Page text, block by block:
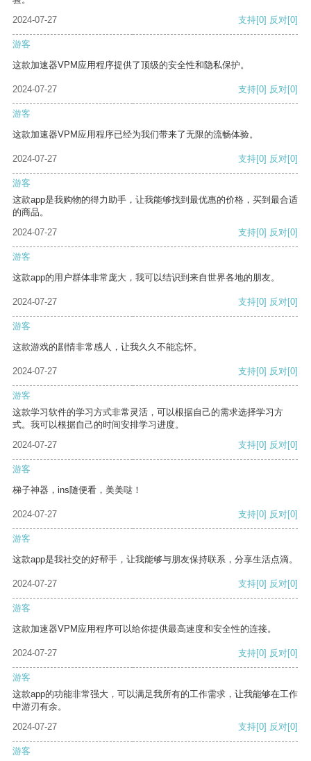
2024-07-27
支持[0] 反对[0]
游客
这款加速器VPM应用程序提供了顶级的安全性和隐私保护。
2024-07-27 支持[0] 反对[0]
游客
这款加速器VPM应用程序已经为我们带来了无限的流畅体验。
2024-07-27 支持[0] 反对[0]
游客
这款app是我购物的得力助手，让我能够找到最优惠的价格，买到最合适
的商品。
2024-07-27
支持[0] 反对[0]
游客
这款app的用户群体非常庞大，我可以结识到来自世界各地的朋友。
2024-07-27 支持[0] 反对[0]
游客
这款游戏的剧情非常感人，让我久久不能忘怀。
2024-07-27 支持[0] 反对[0]
游客
这款学习软件的学习方式非常灵活，可以根据自己的需求选择学习方
式。我可以根据自己的时间安排学习进度。
2024-07-27
支持[0] 反对[0]
游客
梯子神器，ins随便看，美美哒！
2024-07-27 支持[0] 反对[0]
游客
这款app是我社交的好帮手，让我能够与朋友保持联系，分享生活点滴。
2024-07-27 支持[0] 反对[0]
游客
这款加速器VPM应用程序可以给你提供最高速度和安全性的连接。
2024-07-27 支持[0] 反对[0]
游客
这款app的功能非常强大，可以满足我所有的工作需求，让我能够在工作
中游刃有余。
2024-07-27
支持[0] 反对[0]
游客